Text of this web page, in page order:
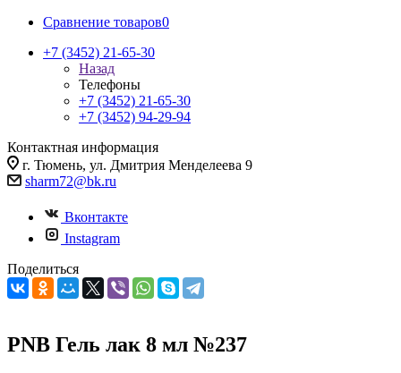
Сравнение товаров0
+7 (3452) 21-65-30
Назад
Телефоны
+7 (3452) 21-65-30
+7 (3452) 94-29-94
Контактная информация
г. Тюмень, ул. Дмитрия Менделеева 9
sharm72@bk.ru
Вконтакте
Instagram
Поделиться
PNB Гель лак 8 мл №237